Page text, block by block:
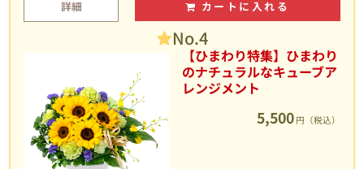
詳細 カートに入れる
No.4
【ひまわり特集】ひまわり
のナチュラルなキューブア
レンジメント
5,500 円（税込）